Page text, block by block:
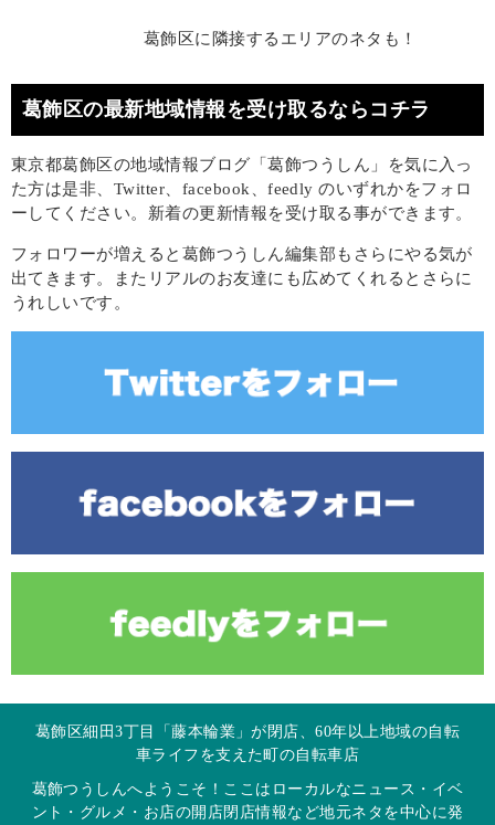
葛飾区に隣接するエリアのネタも！
葛飾区の最新地域情報を受け取るならコチラ
東京都葛飾区の地域情報ブログ「葛飾つうしん」を気に入っ
た方は是非、Twitter、facebook、feedly のいずれかをフォロ
ーしてください。新着の更新情報を受け取る事ができます。
フォロワーが増えると葛飾つうしん編集部もさらにやる気が
出てきます。またリアルのお友達にも広めてくれるとさらに
うれしいです。
葛飾区細田3丁目「藤本輪業」が閉店、60年以上地域の自転
車ライフを支えた町の自転車店
葛飾つうしんへようこそ！ここはローカルなニュース・イベ
ント・グルメ・お店の開店閉店情報など地元ネタを中心に発